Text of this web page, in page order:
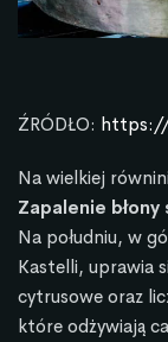
ŹRÓDŁO:
Na wielkiej
Zapalenie
Na południu, w
Kastelli, uprawia
cytrusowe oraz
które odżywiają